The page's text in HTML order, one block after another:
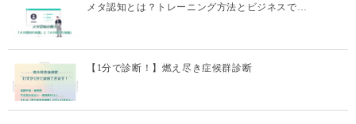
メタ認知とは？トレーニング方法とビジネスで…
【1分で診断！】燃え尽き症候群診断